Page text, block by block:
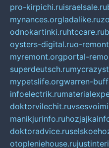
pro-kirpichi.ruisraelsale.ru
mynances.orgladalike.ru
odnokartinki.ruhtccare.ru
oysters-digital.ruo-
myremont.orgportal-
superdeutsch.ru
mypetslife.orgwarren-
infoelectrik.ru
doktorvilechit.ru
manikjurinfo.ru
doktoradvice.ru
otopleniehouse.ru